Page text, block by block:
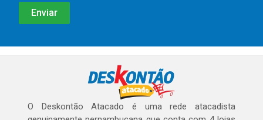
O Deskontão Atacado é uma rede atacadista